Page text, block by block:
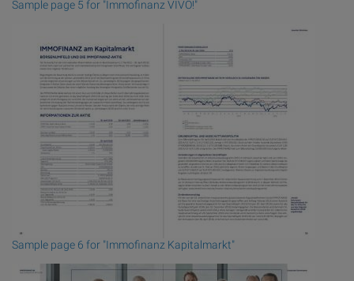
Sample page 5 for "Immofinanz VIVO!"
Sample page 6 for "Immofinanz Kapitalmarkt"